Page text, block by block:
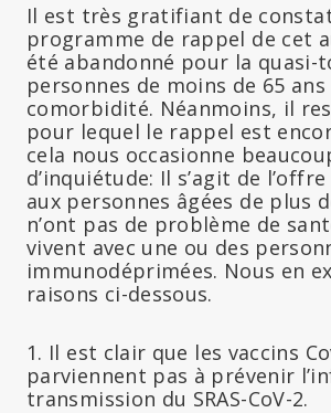
Il est très gratifiant de
programme de rappel de cet
été abandonné pour la quasi-
personnes de moins de 65 ans
comorbidité. Néanmoins, il
pour lequel le rappel est
cela nous occasionne
d’inquiétude: Il s’agit de
aux personnes âgées de plus
n’ont pas de problème de
vivent avec une ou des
immunodéprimées. Nous en
raisons ci-dessous.
1. Il est clair que les vaccins
parviennent pas à prévenir
transmission du SRAS-CoV-2.